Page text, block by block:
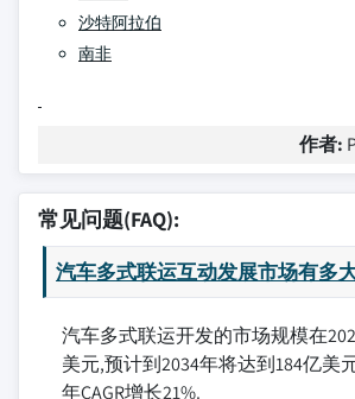
沙特阿拉伯
南非
作者:
常见问题(FAQ):
汽车多式联运互动发展市场有多
汽车多式联运开发的市场规模在
美元,预计到2034年将达到184亿美
年CAGR增长21%.